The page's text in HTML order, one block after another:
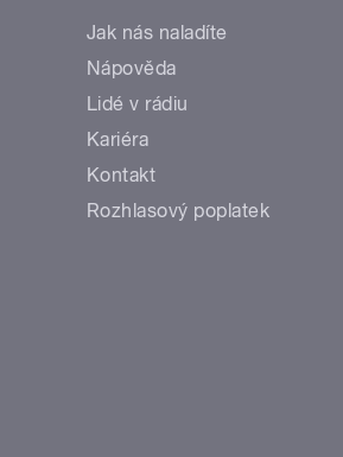
Jak nás naladíte
Nápověda
Lidé v rádiu
Kariéra
Kontakt
Rozhlasový poplatek